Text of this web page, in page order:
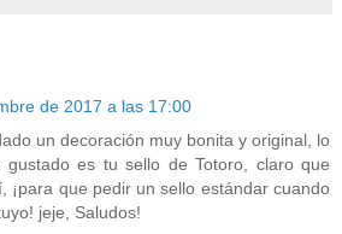
de 2017 a las 17:00
un decoración muy bonita y original, lo
es tu sello de Totoro, claro que
¡para que pedir un sello estándar cuando
jeje, Saludos!